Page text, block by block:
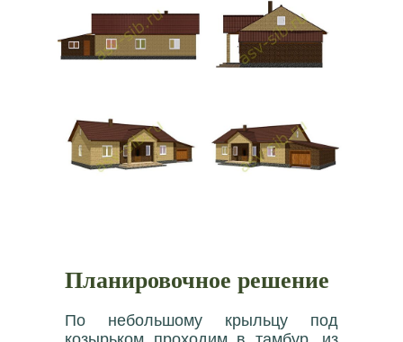
Планировочное решение
По небольшому крыльцу под